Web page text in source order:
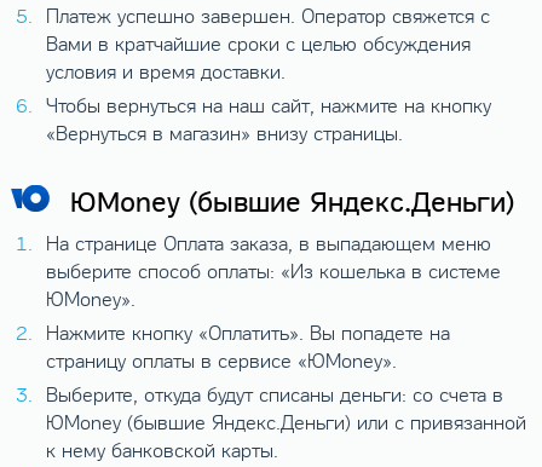
Платеж успешно завершен. Оператор свяжется с
Вами в кратчайшие сроки с целью обсуждения
условия и время доставки.
Чтобы вернуться на наш сайт, нажмите на кнопку
«Вернуться в магазин» внизу страницы.
ЮMoney (бывшие Яндекс.Деньги)
На странице Оплата заказа, в выпадающем меню
выберите способ оплаты: «Из кошелька в системе
ЮMoney».
Нажмите кнопку «Оплатить». Вы попадете на
страницу оплаты в сервисе «ЮMoney».
Выберите, откуда будут списаны деньги: со счета в
ЮMoney (бывшие Яндекс.Деньги) или с привязанной
к нему банковской карты.